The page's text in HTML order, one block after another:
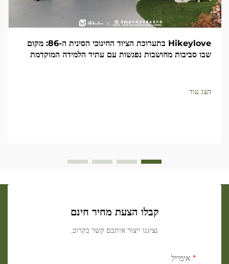
Hikeylove בתערוכת הציוד החינוכי הסינית ה-86: מקום
שבו סביבות מחושבות נפגשות עם עתיד הלמידה המוקדמת
הצג עוד
קבלו הצעת מחיר חינם
נציגנו ייצור איתכם קשר בקרוב.
אימייל